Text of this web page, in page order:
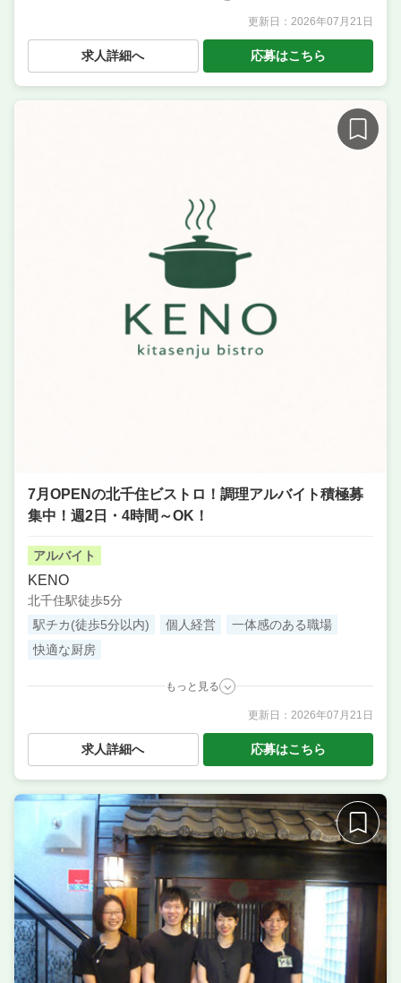
／ 調理・キッチンスタッフ・
板前 ／ 販売スタッフ
ナシゴレンメインのキッチンカー／イベント出店
住所 東京都足立区千住旭町2-8 村井ビル 2F
更新日： 2026年07月21日
求人詳細へ 応募はこちら
7月OPENの北千住ビストロ！調理アルバイト積極募
集中！週2日・4時間～OK！
アルバイト
KENO
北千住駅徒歩5分
駅チカ(徒歩5分以内)
個人経営
一体感のある職場
快適な厨房
もっと見る
／ 料理長候補（シェフ・板長
など） ／ 調理・キッチンスタッフ・板前 ／ サービ
ス・ホール
業態 ビストロ
住所 東京都足立区千住仲町11-18 千住仲町ビル101
席数 20席〜30席
単価 4000円〜5000円
更新日： 2026年07月21日
求人詳細へ 応募はこちら